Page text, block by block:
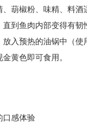
葫椒粉、味精、料酒
到鱼肉内部变得有韧
入预热的油锅中（使
黄色即可食用。
口感体验